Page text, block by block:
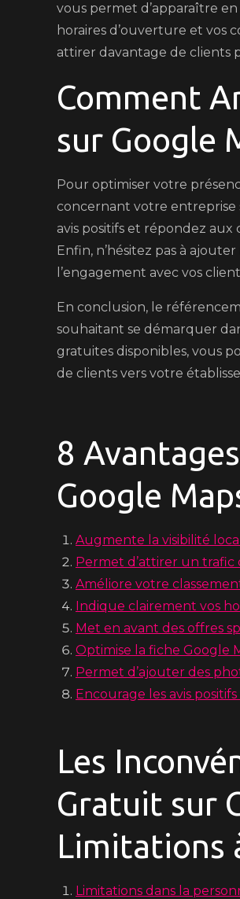
vous permet d’apparaître
horaires d’ouverture et vos
attirer davantage de clients
Comment
sur Google
Pour optimiser votre
concernant votre entreprise
avis positifs et répondez
Enfin, n’hésitez pas à
l’engagement avec vos
En conclusion, le
souhaitant se démarquer
gratuites disponibles, vous
de clients vers votre
8
Google
Augmente la visibilité
Permet d’attirer un trafic
Améliore votre
Indique clairement vos
Met en avant des offres
Optimise la fiche Google
Permet d’ajouter des
Encourage les avis
Les
Gratuit sur
Limitations
Limitations dans la